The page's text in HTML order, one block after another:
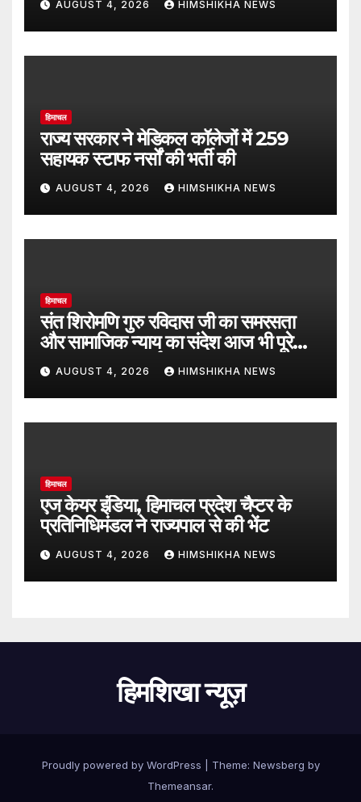
AUGUST 4, 2026 HIMSHIKHA NEWS
हिमाचल
राज्य सरकार ने मेडिकल कॉलेजों में 259
सहायक स्टाफ नर्सों की भर्ती की
AUGUST 4, 2026 HIMSHIKHA NEWS
हिमाचल
संत शिरोमणि गुरु रविदास जी का समरसता
और सामाजिक न्याय का संदेश आज भी पूरे
समाज का पथप्रदर्शक : जयराम ठाकुर
AUGUST 4, 2026 HIMSHIKHA NEWS
हिमाचल
एज केयर इंडिया, हिमाचल प्रदेश चैप्टर के
प्रतिनिधिमंडल ने राज्यपाल से की भेंट
AUGUST 4, 2026 HIMSHIKHA NEWS
हिमशिखा न्यूज़
Proudly powered by WordPress Theme: Newsberg by
Themeansar.